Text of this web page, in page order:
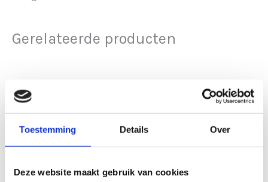
Toestemming Details Over
Deze website maakt gebruik van cookies
Gerelateerde producten